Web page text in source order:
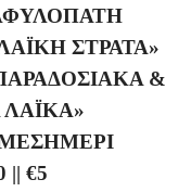
ΣΤΡΑΤΑ»
&
ΛΑΪΚΑ»
|| €5